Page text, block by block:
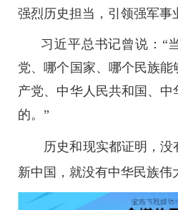
强烈历史担当，引领强军
习近平总书记曾说：“
党、哪个国家、哪个民族
产党、中华人民共和国、
的。”
历史和现实都证明，
新中国，就没有中华民族伟